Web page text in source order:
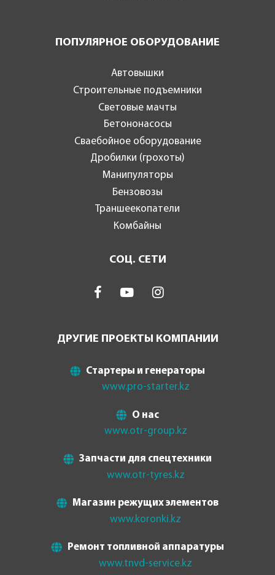
ПОПУЛЯРНОЕ ОБОРУДОВАНИЕ
Автовышки
Строительные подъемники
Световые мачты
Бетононасосы
Сваебойное оборудование
Дробилки (грохоты)
Манипуляторы
Бензовозы
Траншеекопатели
Комбайны
СОЦ. СЕТИ
ДРУГИЕ ПРОЕКТЫ КОМПАНИИ
Стартеры и генераторы
www.pro-starter.kz
О нас
www.otr-group.kz
Запчасти для спецтехники
www.otr-tyres.kz
Магазин режущих элементов
www.koronki.kz
Ремонт топливной аппаратуры
www.tnvd-service.kz